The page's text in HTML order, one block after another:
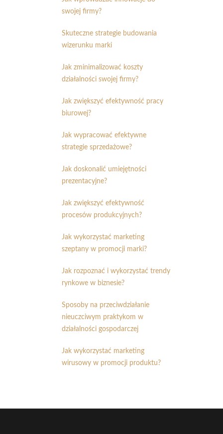
swojej firmy?
Skuteczne strategie budowania
wizerunku marki
Jak zminimalizować koszty
działalności swojej firmy?
Jak zwiększyć efektywność pracy
biurowej?
Jak wypracować efektywne
strategie sprzedażowe?
Jak doskonalić umiejętności
prezentacyjne?
Jak zwiększyć efektywność
procesów produkcyjnych?
Jak wykorzystać marketing
szeptany w promocji marki?
Jak rozpoznać i wykorzystać trendy
rynkowe w biznesie?
Sposoby na przeciwdziałanie
nieuczciwym praktykom w
działalności gospodarczej
Jak wykorzystać marketing
wirusowy w promocji produktu?